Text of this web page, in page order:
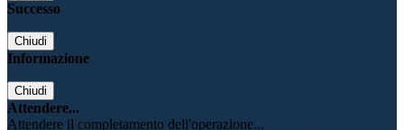
Successo
Chiudi
Informazione
Chiudi
Attendere...
Attendere il completamento dell'operazione...